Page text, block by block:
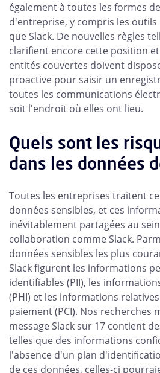
également à toutes les formes
d'entreprise, y compris les
que Slack. De nouvelles règles
clarifient encore cette position
entités couvertes doivent
proactive pour saisir un
toutes les communications
soit l'endroit où elles ont lieu.
Quels sont les
dans les données
Toutes les entreprises traitent
données sensibles, et ces
inévitablement partagées au
collaboration comme Slack.
données sensibles les plus
Slack figurent les informations
identifiables (PII), les
(PHI) et les informations
paiement (PCI). Nos recherches
message Slack sur 17 contient
telles que des informations
l'absence d'un plan
de ces données, celles-ci